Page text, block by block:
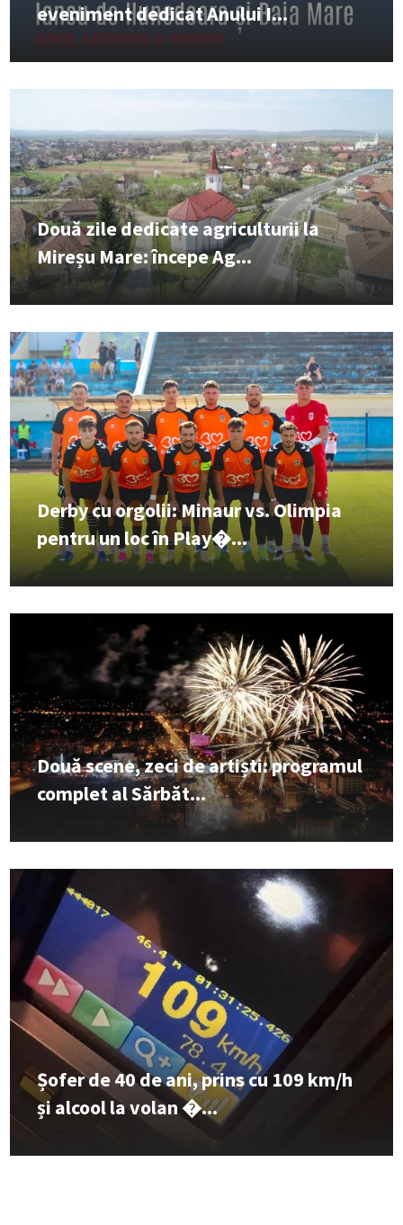
eveniment dedicat Anului I...
Două zile dedicate agriculturii la
Mireșu Mare: începe Ag...
Derby cu orgolii: Minaur vs. Olimpia
pentru un loc în Play�...
Două scene, zeci de artiști: programul
complet al Sărbăt...
Șofer de 40 de ani, prins cu 109 km/h
și alcool la volan �...